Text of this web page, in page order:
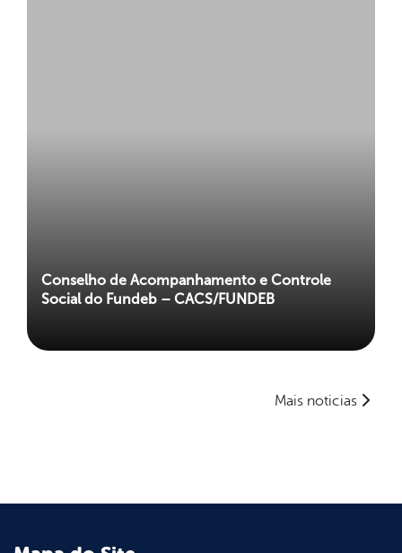
Conselho de Acompanhamento e Controle
Social do Fundeb – CACS/FUNDEB
Mais noticias